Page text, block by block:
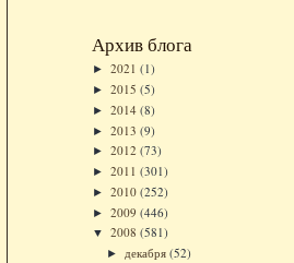
Архив блога
► 2021 (1)
► 2015 (5)
► 2014 (8)
► 2013 (9)
► 2012 (73)
► 2011 (301)
► 2010 (252)
► 2009 (446)
▼ 2008 (581)
► декабря (52)